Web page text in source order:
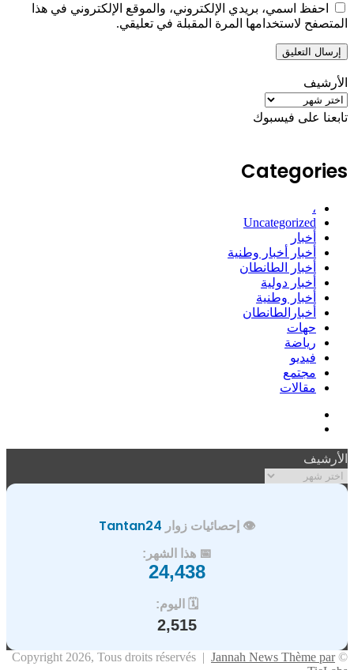
احفظ اسمي، بريدي الإلكتروني، والموقع الإلكتروني في هذا
المتصفح لاستخدامها المرة المقبلة في تعليقي.
الأرشيف
الأرشيف
تابعنا على فيسبوك
Categories
،
Uncategorized
أخبار
أخبار أخبار وطنية
أخبار الطانطان
أخبار دولية
أخبار وطنية
أخبارالطانطان
حهات
رياضة
فيديو
مجتمع
مقالات
RSS
الأرشيف
الأرشيف
👁️ إحصائيات زوار Tantan24
📅 هذا الشهر:
24,438
🗓️ اليوم:
2,515
© Copyright 2026, Tous droits réservés |
Jannah News Thème par